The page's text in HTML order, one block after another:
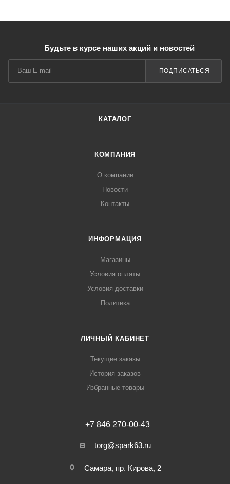
Будьте в курсе наших акций и новостей
ПОДПИСАТЬСЯ
КАТАЛОГ
КОМПАНИЯ
О компании
Новости
Контакты
ИНФОРМАЦИЯ
Магазины
Условия оплаты
Условия доставки
Политика
ЛИЧНЫЙ КАБИНЕТ
Текущие заказы
История заказов
Избранные товары
+7 846 270-00-43
torg@spark63.ru
Самара, пр. Кирова, 2